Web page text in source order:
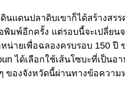
นแดนปลาดิบเขาก็ได้สร้างสร
พิมพ์อีกครั้ง แต่รอบนี้จะเปลี่ยน
หน่ายเพื่อฉลองครบรอบ 150
ได้เลือกใช้เส้นโซบะที่เป็น
ของจังหวัดนี้ผ่านทางข้อควา